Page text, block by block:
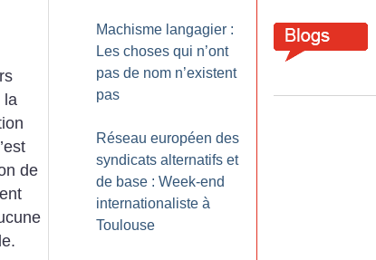
la
de
Machisme langagier :
Les choses qui n’ont
pas de nom n’existent
pas
Réseau européen des
syndicats alternatifs et
de base : Week-end
internationaliste à
Toulouse